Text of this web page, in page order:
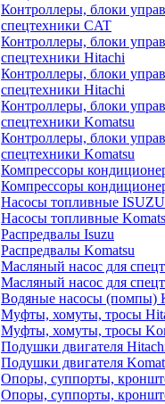
Контроллеры, блоки
спецтехники CAT
Контроллеры, блоки
спецтехники Hitachi
Контроллеры, блоки
спецтехники Hitachi
Контроллеры, блоки
спецтехники Komatsu
Контроллеры, блоки
спецтехники Komatsu
Компрессоры
Компрессоры
Насосы топливные ISUZU
Насосы топливные
Распредвалы Isuzu
Распредвалы Komatsu
Масляный насос для
Масляный насос для
Водяные насосы (помпы)
Муфты, хомуты, тросы
Муфты, хомуты, тросы
Подушки двигателя
Подушки двигателя
Опоры, суппорты,
Опоры, суппорты,